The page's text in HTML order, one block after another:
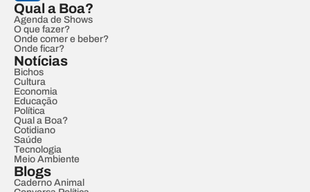
Qual a Boa?
Agenda de Shows
O que fazer?
Onde comer e beber?
Onde ficar?
Notícias
Bichos
Cultura
Economia
Educação
Política
Qual a Boa?
Cotidiano
Saúde
Tecnologia
Meio Ambiente
Blogs
Caderno Animal